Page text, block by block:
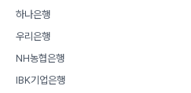
하나은행
우리은행
NH농협은행
IBK기업은행